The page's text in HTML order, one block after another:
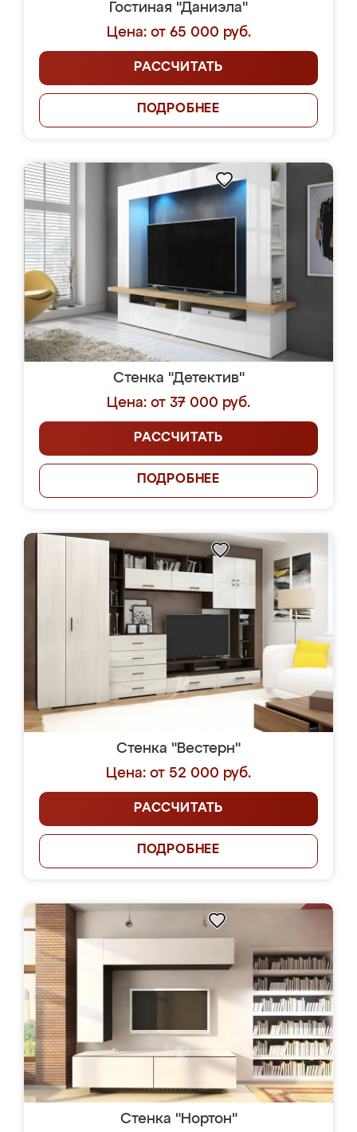
Гостиная "Даниэла"
Цена: от 65 000 руб.
РАССЧИТАТЬ
ПОДРОБНЕЕ
Стенка "Детектив"
Цена: от 37 000 руб.
РАССЧИТАТЬ
ПОДРОБНЕЕ
Стенка "Вестерн"
Цена: от 52 000 руб.
РАССЧИТАТЬ
ПОДРОБНЕЕ
Стенка "Нортон"